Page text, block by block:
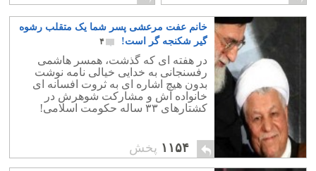
خانم عفت مرعشی پسر شما یک متقلب رشوه
گیر شکنجه گر است!
۴
در هفته ای که گذشت، همسر هاشمی
رفسنجانی به خدایی خیالی نامه نوشت
بدون هیچ اشاره ای به ثروت افسانه ای
خانواده اش و مشارکت شوهرش در
کشتارهای ۳۳ ساله حکومت اسلامی!
۱۱۵۴ پخش